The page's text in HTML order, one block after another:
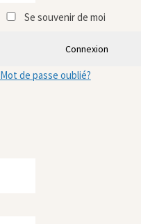
Se souvenir de moi
Connexion
Mot de passe oublié?